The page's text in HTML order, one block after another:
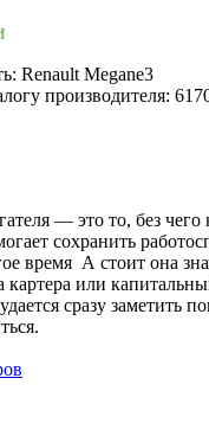
Renault Megane3
производителя:
— это то, без чего
сохранить
время А стоит она
картера или
сразу заметить